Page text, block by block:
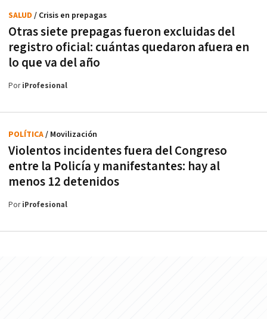
Otras siete prepagas fueron excluidas del
registro oficial: cuántas quedaron afuera en
lo que va del año
SALUD / Crisis en prepagas
PoriProfesional
Violentos incidentes fuera del Congreso
entre la Policía y manifestantes: hay al
menos 12 detenidos
POLÍTICA/ Movilización
PoriProfesional